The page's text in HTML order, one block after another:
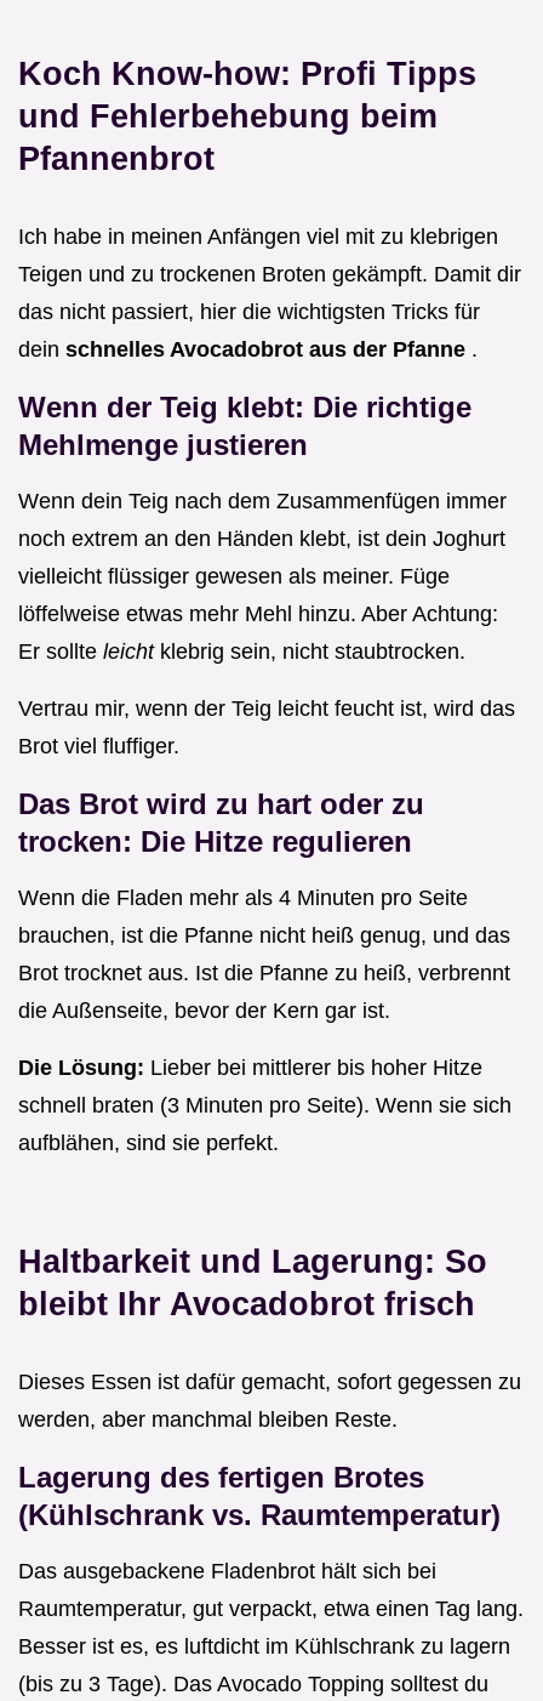
Koch Know-how: Profi Tipps
und Fehlerbehebung beim
Pfannenbrot
Ich habe in meinen Anfängen viel mit zu klebrigen
Teigen und zu trockenen Broten gekämpft. Damit dir
das nicht passiert, hier die wichtigsten Tricks für
dein schnelles Avocadobrot aus der Pfanne .
Wenn der Teig klebt: Die richtige
Mehlmenge justieren
Wenn dein Teig nach dem Zusammenfügen immer
noch extrem an den Händen klebt, ist dein Joghurt
vielleicht flüssiger gewesen als meiner. Füge
löffelweise etwas mehr Mehl hinzu. Aber Achtung:
Er sollte leicht klebrig sein, nicht staubtrocken.
Vertrau mir, wenn der Teig leicht feucht ist, wird das
Brot viel fluffiger.
Das Brot wird zu hart oder zu
trocken: Die Hitze regulieren
Wenn die Fladen mehr als 4 Minuten pro Seite
brauchen, ist die Pfanne nicht heiß genug, und das
Brot trocknet aus. Ist die Pfanne zu heiß, verbrennt
die Außenseite, bevor der Kern gar ist.
Die Lösung: Lieber bei mittlerer bis hoher Hitze
schnell braten (3 Minuten pro Seite). Wenn sie sich
aufblähen, sind sie perfekt.
Haltbarkeit und Lagerung: So
bleibt Ihr Avocadobrot frisch
Dieses Essen ist dafür gemacht, sofort gegessen zu
werden, aber manchmal bleiben Reste.
Lagerung des fertigen Brotes
(Kühlschrank vs. Raumtemperatur)
Das ausgebackene Fladenbrot hält sich bei
Raumtemperatur, gut verpackt, etwa einen Tag lang.
Besser ist es, es luftdicht im Kühlschrank zu lagern
(bis zu 3 Tage). Das Avocado Topping solltest du